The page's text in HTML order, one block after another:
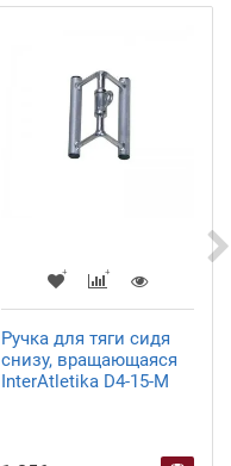
Ручка для тяги сидя
снизу, вращающаяся
InterAtletika D4-15-M